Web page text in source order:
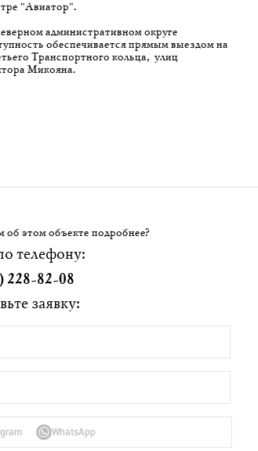
"Авиатор".
административном округе
обеспечивается прямым выездом на
Транспортного кольца, улиц
Микояна.
этом объекте подробнее?
телефону:
228-82-08
заявку:
WhatsApp